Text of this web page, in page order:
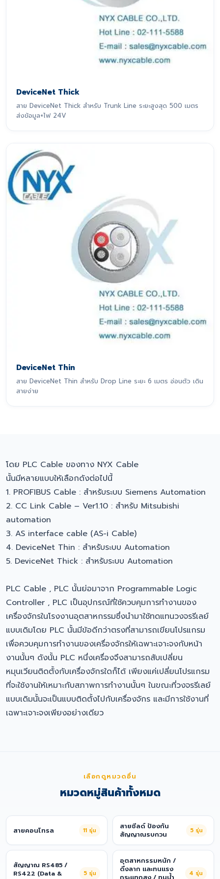
DeviceNet Thick
สาย DeviceNet Thick สำหรับ Trunk Line ระยะสูงสุด 500 เมตร
ส่งข้อมูล+ไฟ 24V
DeviceNet Thin
สาย DeviceNet Thin สำหรับ Drop Line ระยะ 6 เมตร อ่อนตัว เดิน
สายง่าย
โดย PLC Cable ของทาง NYX Cable
นั้นมีหลายแบบให้เลือกดังต่อไปนี้
1. PROFIBUS Cable : สำหรับระบบ Siemens Automation
2. CC Link Cable – Ver1.10 : สำหรับ Mitsubishi
automation
3. AS interface cable (AS-i Cable)
4. DeviceNet Thin : สำหรับระบบ Automation
5. DeviceNet Thick : สำหรับระบบ Automation
PLC Cable , PLC นั้นย่อมาจาก Programmable Logic
Controller , PLC เป็นอุปกรณ์ที่ใช้ควบคุมการทำงานของ
เครื่องจักรในโรงงานอุตสาหกรรมซึ่งนำมาใช้ทดแทนวงจรรีเลย์
แบบเดิมโดย PLC นั้นมีข้อดีกว่าตรงที่สามารถเขียนโปรแกรม
เพื่อควบคุมการทำงานของเครื่องจักรให้เฉพาะเจาะจงกับหน้า
งานนั้นๆ ดังนั้น PLC หนึ่งเครื่องจึงสามารถสับเปลี่ยน
หมุนเวียนติดตั้งกับเครื่องจักรใดก็ได้ เพียงแค่เปลี่ยนโปรแกรม
ที่จะใช้งานให้เหมาะกับสภาพการทำงานนั้นๆ ในขณะที่วงจรรีเลย์
แบบเดิมนั้นจะเป็นแบบติดตั้งไปกับเครื่องจักร และมีการใช้งานที่
เฉพาะเจาะจงเพียงอย่างเดียว
เลือกดูหมวดอื่น
หมวดหมู่สินค้าทั้งหมด
สายคอนโทรล 11 รุ่น
สายชีลด์ ป้องกัน
สัญญาณรบกวน
5 รุ่น
สัญญาณ RS485 /
RS422 (Data &
5 รุ่น
อุตสาหกรรมหนัก /
ดึงลาก และทนแรง
4 รุ่น